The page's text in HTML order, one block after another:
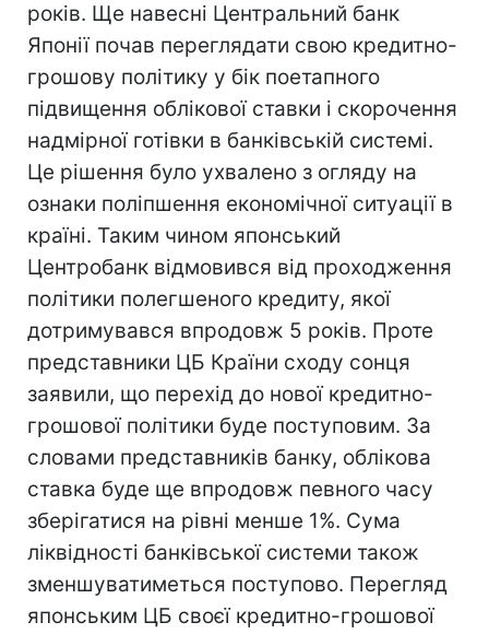
років. Ще навесні Центральний банк
Японії почав переглядати свою кредитно-
грошову політику у бік поетапного
підвищення облікової ставки і скорочення
надмірної готівки в банківській системі.
Це рішення було ухвалено з огляду на
ознаки поліпшення економічної ситуації в
країні. Таким чином японський
Центробанк відмовився від проходження
політики полегшеного кредиту, якої
дотримувався впродовж 5 років. Проте
представники ЦБ Країни сходу сонця
заявили, що перехід до нової кредитно-
грошової політики буде поступовим. За
словами представників банку, облікова
ставка буде ще впродовж певного часу
зберігатися на рівні менше 1%. Сума
ліквідності банківської системи також
зменшуватиметься поступово. Перегляд
японським ЦБ своєї кредитно-грошової